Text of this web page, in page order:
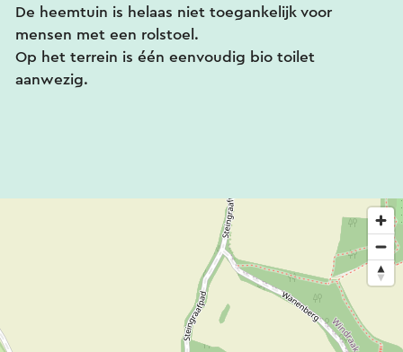
De heemtuin is helaas niet toegankelijk voor
mensen met een rolstoel.
Op het terrein is één eenvoudig bio toilet
aanwezig.